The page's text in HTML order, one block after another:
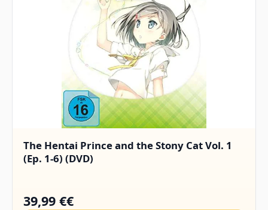
The Hentai Prince and the Stony Cat Vol. 1
(Ep. 1-6) (DVD)
39,99 €€